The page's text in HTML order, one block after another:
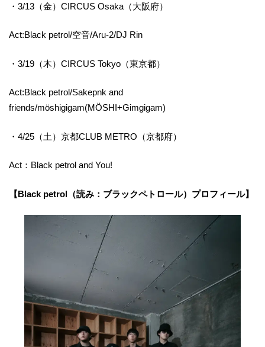
・3/13（金）CIRCUS Osaka（大阪府）
Act:Black petrol/空音/Aru-2/DJ Rin
・3/19（木）CIRCUS Tokyo（東京都）
Act:Black petrol/Sakepnk and
friends/möshigigam(MÖSHI+Gimgigam)
・4/25（土）京都CLUB METRO（京都府）
Act：Black petrol and You!
【Black petrol（読み：ブラックペトロール）プロフィール】